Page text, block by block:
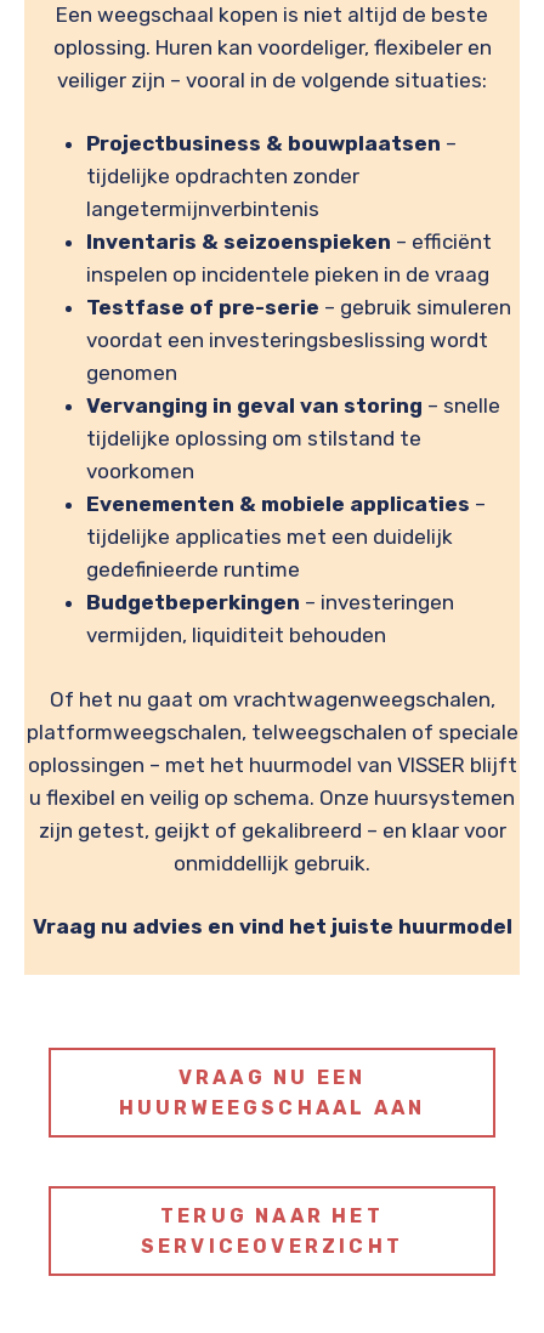
Een weegschaal kopen is niet altijd de beste
oplossing. Huren kan voordeliger, flexibeler en
veiliger zijn – vooral in de volgende situaties:
Projectbusiness & bouwplaatsen –
tijdelijke opdrachten zonder
langetermijnverbintenis
Inventaris & seizoenspieken – efficiënt
inspelen op incidentele pieken in de vraag
Testfase of pre-serie – gebruik simuleren
voordat een investeringsbeslissing wordt
genomen
Vervanging in geval van storing – snelle
tijdelijke oplossing om stilstand te
voorkomen
Evenementen & mobiele applicaties –
tijdelijke applicaties met een duidelijk
gedefinieerde runtime
Budgetbeperkingen – investeringen
vermijden, liquiditeit behouden
Of het nu gaat om vrachtwagenweegschalen,
platformweegschalen, telweegschalen of speciale
oplossingen – met het huurmodel van VISSER blijft
u flexibel en veilig op schema. Onze huursystemen
zijn getest, geijkt of gekalibreerd – en klaar voor
onmiddellijk gebruik.
Vraag nu advies en vind het juiste huurmodel
VRAAG NU EEN
HUURWEEGSCHAAL AAN
TERUG NAAR HET
SERVICEOVERZICHT